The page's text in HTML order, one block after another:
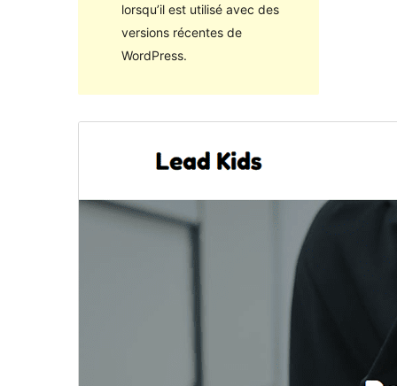
lorsqu’il est utilisé avec des
versions récentes de
WordPress.